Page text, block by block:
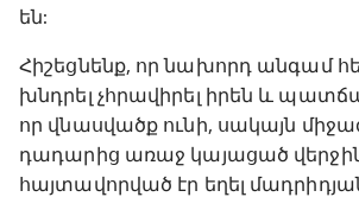
են:
Հիշեցնենք, որ նախորդ անգամ
խնդրել չհրավիրել իրեն և
որ վնասվածք ունի, սակայն
դադարից առաջ կայացած
հայտավորված էր եղել